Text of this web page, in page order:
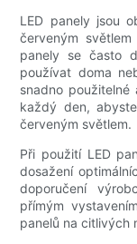
LED panely jsou
červeným
panely se často
používat doma
snadno
každý den,
červeným světlem.
Při použití LED
dosažení
doporučení
přímým
panelů na citlivých